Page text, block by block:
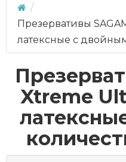
Презервативы
латексные с
Xtreme